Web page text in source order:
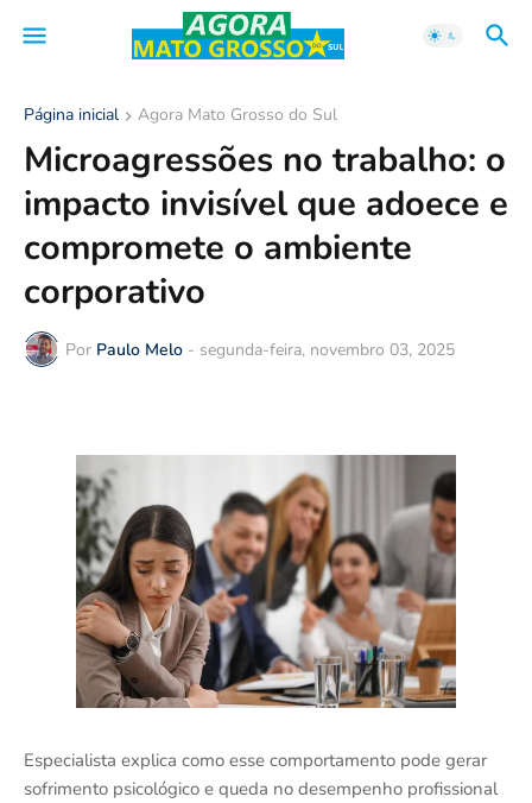
Página inicial Agora Mato Grosso do Sul
Microagressões no trabalho: o
impacto invisível que adoece e
compromete o ambiente
corporativo
Por Paulo Melo - segunda-feira, novembro 03, 2025
Especialista explica como esse comportamento pode gerar
sofrimento psicológico e queda no desempenho profissional